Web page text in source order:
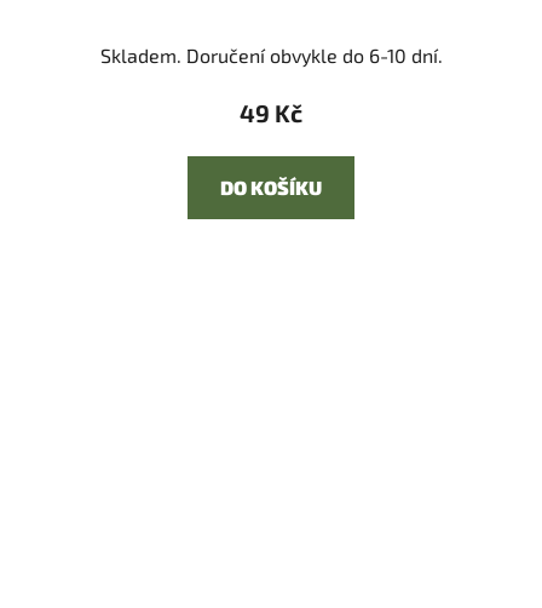
Skladem. Doručení obvykle do 6-10 dní.
49 Kč
DO KOŠÍKU